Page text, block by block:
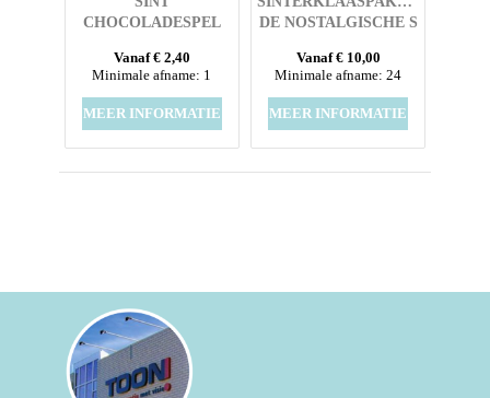
CHOCOLADESPEL
Vanaf € 2,40
Minimale afname: 1
MEER INFORMATIE
DE NOSTALGISCHE S
Vanaf € 10,00
Minimale afname: 24
MEER INFORMATIE